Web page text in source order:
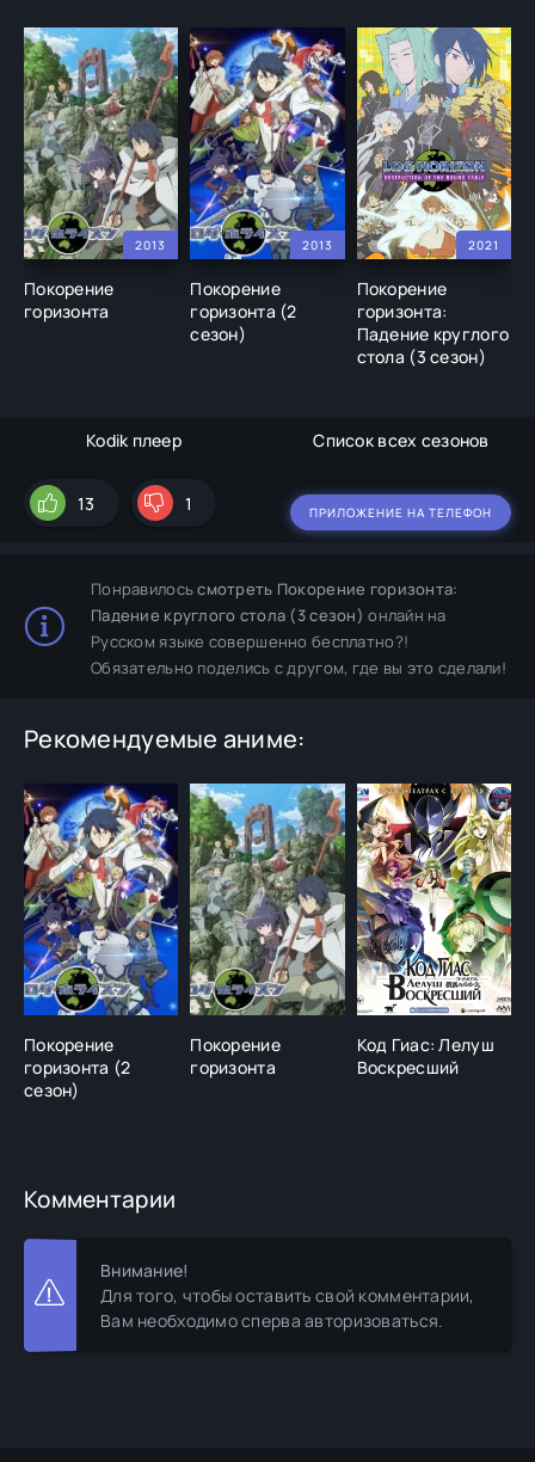
2013
Покорение
горизонта
2013
Покорение
горизонта (2
сезон)
2021
Покорение
горизонта:
Падение круглого
стола (3 сезон)
Kodik плеер Список всех сезонов
13 1 ПРИЛОЖЕНИЕ НА ТЕЛЕФОН
Понравилосьсмотреть Покорение горизонта:
Падение круглого стола (3 сезон) онлайн на
Русском языке совершенно бесплатно?!
Обязательно поделись с другом, где вы это сделали!
Рекомендуемые аниме:
Покорение
горизонта (2
сезон)
Покорение
горизонта
Код Гиас: Лелуш
Воскресший
Комментарии
Внимание!
Для того, чтобы оставить свой комментарии,
Вам необходимо сперва авторизоваться.